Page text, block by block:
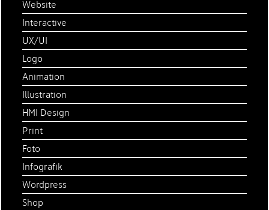
Website
Interactive
UX/UI
Logo
Animation
Illustration
HMI Design
Print
Foto
Infografik
Wordpress
Shop